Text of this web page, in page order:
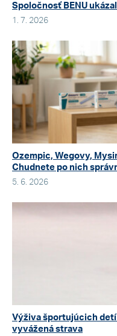
Spoločnosť BENU
1. 7. 2026
Ozempic, Wegovy,
Chudnete po nich
5. 6. 2026
Výživa športujúcich detí
vyvážená strava